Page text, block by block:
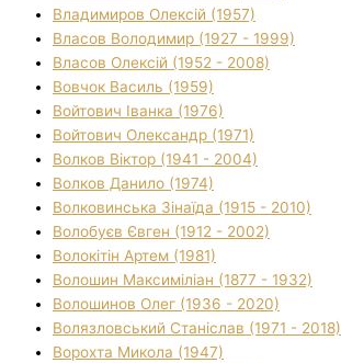
Владимиров Олексій (1957)
Власов Володимир (1927 - 1999)
Власов Олексій (1952 - 2008)
Вовчок Василь (1959)
Войтович Іванка (1976)
Войтович Олександр (1971)
Волков Віктор (1941 - 2004)
Волков Данило (1974)
Волковинська Зінаїда (1915 - 2010)
Волобуєв Євген (1912 - 2002)
Волокітін Артем (1981)
Волошин Максиміліан (1877 - 1932)
Волошинов Олег (1936 - 2020)
Волязловський Станіслав (1971 - 2018)
Ворохта Микола (1947)